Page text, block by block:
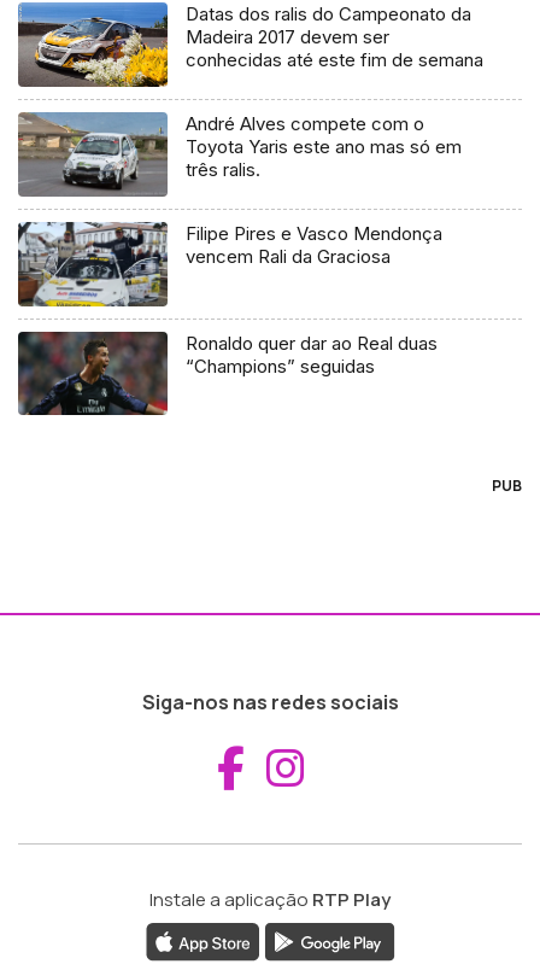
Datas dos ralis do Campeonato da
Madeira 2017 devem ser
conhecidas até este fim de semana
André Alves compete com o
Toyota Yaris este ano mas só em
três ralis.
Filipe Pires e Vasco Mendonça
vencem Rali da Graciosa
Ronaldo quer dar ao Real duas
“Champions” seguidas
PUB
Siga-nos nas redes sociais
Aceder ao
Instale a aplicação RTP Play